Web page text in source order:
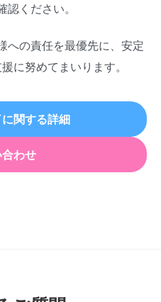
認ください。
への責任を最優先に、安定
に努めてまいります。
関する詳細
わせ